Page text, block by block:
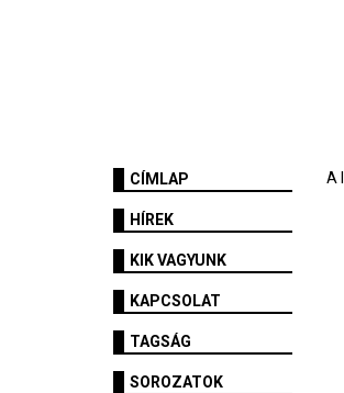
CÍMLAP
HÍREK
KIK VAGYUNK
KAPCSOLAT
TAGSÁG
SOROZATOK
A